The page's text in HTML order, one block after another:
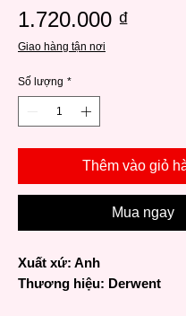
1.720.000 ₫
Giao hàng tận nơi
Số lượng *
Thêm vào giỏ
Mua ngay
Xuất xứ: Anh
Thương hiệu: Derwent